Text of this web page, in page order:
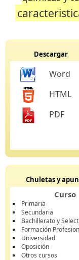
Descargar
Word
HTML
PDF
Chuletas y
Curso
Primaria
Secundaria
Bachillerato y
Formación
Universidad
Oposición
Otros cursos